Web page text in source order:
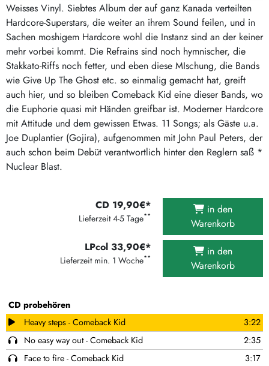
Weisses Vinyl. Siebtes Album der auf ganz Kanada verteilten
Hardcore-Superstars, die weiter an ihrem Sound feilen, und in
Sachen moshigem Hardcore wohl die Instanz sind an der keiner
mehr vorbei kommt. Die Refrains sind noch hymnischer, die
Stakkato-Riffs noch fetter, und eben diese MIschung, die Bands
wie Give Up The Ghost etc. so einmalig gemacht hat, greift
auch hier, und so bleiben Comeback Kid eine dieser Bands, wo
die Euphorie quasi mit Händen greifbar ist. Moderner Hardcore
mit Attitude und dem gewissen Etwas. 11 Songs; als Gäste u.a.
Joe Duplantier (Gojira), aufgenommen mit John Paul Peters, der
auch schon beim Debüt verantwortlich hinter den Reglern saß *
Nuclear Blast.
CD probehören
Heavy steps - Comeback Kid
3:22
No easy way out - Comeback Kid
2:35
Face to fire - Comeback Kid
3:17
CD 19,90€*
Lieferzeit 4-5 Tage**
in den
Warenkorb
LPcol 33,90€*
Lieferzeit min. 1 Woche**
in den
Warenkorb